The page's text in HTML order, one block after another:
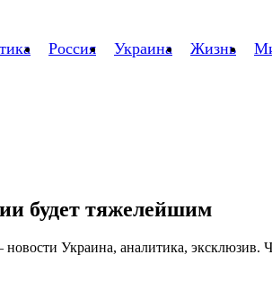
Россия Украина Жизнь
будет тяжелейшим